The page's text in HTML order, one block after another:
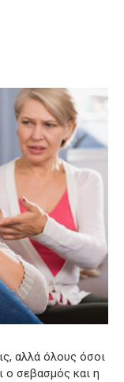
αλλά όλους όσοι
ο σεβασμός και η